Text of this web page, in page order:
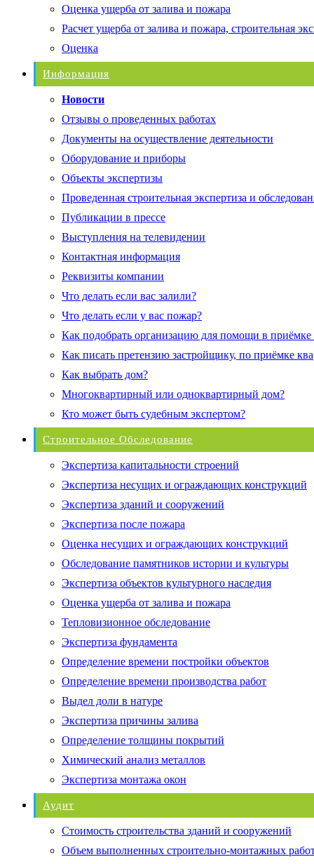
Оценка ущерба от залива и пожара
Расчет ущерба от залива и пожара, строительная
Оценка
Информация
Новости
Отзывы о проведенных работах
Документы на осуществление деятельности
Оборудование и приборы
Объекты экспертизы
Проведенная строительная экспертиза и
Публикации в прессе
Выступления на телевидении
Контактная информация
Реквизиты компании
Что делать если вас залили?
Что делать если у вас пожар?
Как подобрать организацию для помощи в приёмке
Как писать претензию застройщику, по приёмке
Как выбрать дом?
Многоквартирный или одноквартирный дом?
Кто может быть судебным экспертом?
Строительное Обследование
Экспертиза капитальности строений
Экспертиза несущих и ограждающих конструкций
Экспертиза зданий и сооружений
Экспертиза после пожара
Оценка несущих и ограждающих конструкций
Обследование памятников истории и культуры
Экспертиза объектов культурного наследия
Оценка ущерба от залива и пожара
Тепловизионное обследование
Экспертиза фундамента
Определение времени постройки объектов
Определение времени производства работ
Выдел доли в натуре
Экспертиза причины залива
Определение толщины покрытий
Химический анализ металлов
Экспертиза монтажа окон
Аудит
Стоимость строительства зданий и сооружений
Объем выполненных строительно-монтажных